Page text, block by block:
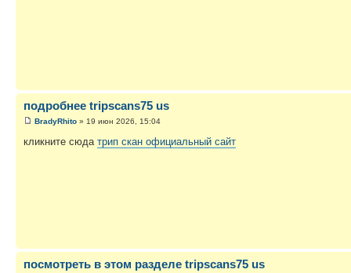
подробнее tripscans75 us
BradyRhito » 19 июн 2026, 15:04
кликните сюда трип скан официальный сайт
посмотреть в этом разделе tripscans75 us